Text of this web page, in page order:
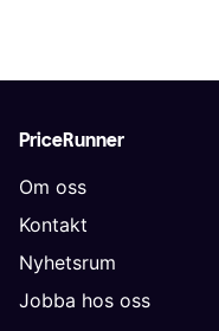
PriceRunner
Om oss
Kontakt
Nyhetsrum
Jobba hos oss